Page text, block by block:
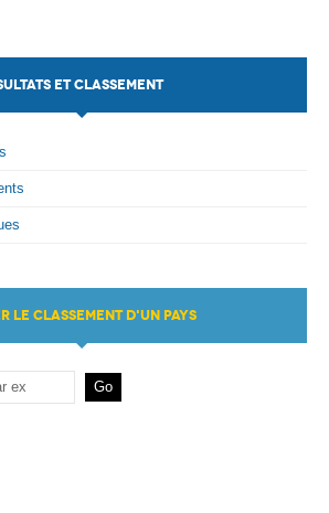
ET CLASSEMENT
LE CLASSEMENT D'UN PAYS